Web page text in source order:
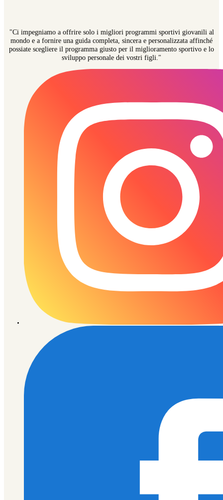
"Ci impegniamo a offrire solo i migliori programmi sportivi giovanili al
mondo e a fornire una guida completa, sincera e personalizzata affinché
possiate scegliere il programma giusto per il miglioramento sportivo e lo
sviluppo personale dei vostri figli."